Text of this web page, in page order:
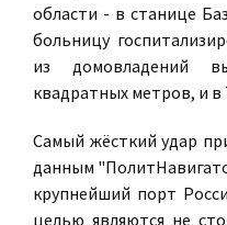
области - в станице
больницу
из домовладений
квадратных метров, и в
Самый жёсткий удар
данным
крупнейший порт
целью являются не